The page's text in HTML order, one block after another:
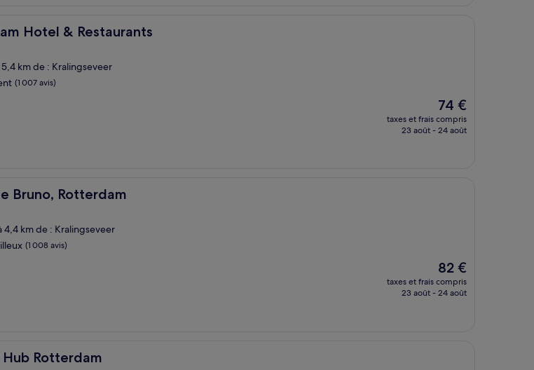
Hotel & Restaurants
Hotel & Restaurants
km de : Kralingseveer
(1 007 avis)
Le
nouveau
prix
74 €
taxes et frais compris
23 août - 24 août
Bruno, Rotterdam
Rotterdam
4,4 km de : Kralingseveer
(1 008 avis)
Le
nouveau
prix
82 €
taxes et frais compris
23 août - 24 août
Hub Rotterdam
Rotterdam